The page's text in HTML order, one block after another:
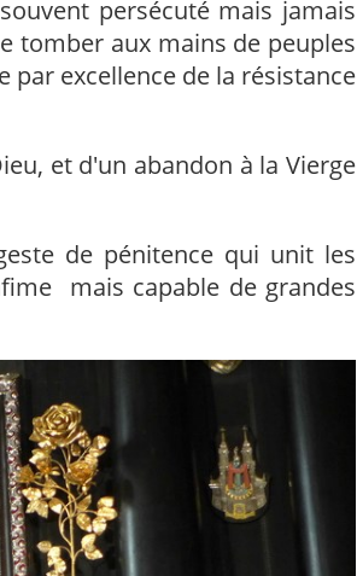
persécuté mais jamais
tomber aux mains de peuples
par excellence de la résistance
et d'un abandon à la Vierge
de pénitence qui unit les
mais capable de grandes